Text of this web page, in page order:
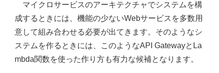
マイクロサービスのアーキテクチャでシステムを構
成するときには、機能の少ないWebサービスを多数用
意して組み合わせる必要が出てきます。そのようなシ
ステムを作るときには、このようなAPI GatewayとLa
mbda関数を使った作り方も有力な候補となります。